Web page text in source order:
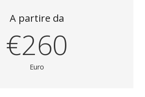
A partire da
€260
Euro